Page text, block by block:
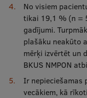
No visiem
tikai 19,1 % (n =
gadījumi.
plašāku neakūto
mērķi izvērtēt un
BKUS NMPON
Ir nepieciešamas
vecākiem, kā